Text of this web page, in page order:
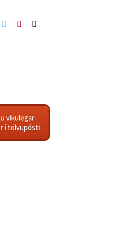
TwitterPinterest
vikulegar
í tölvupósti